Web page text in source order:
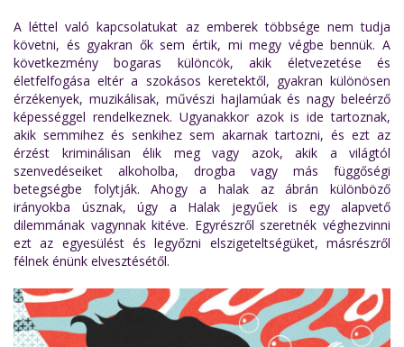
A léttel való kapcsolatukat az emberek többsége nem tudja
követni, és gyakran ők sem értik, mi megy végbe bennük. A
következmény bogaras különcök, akik életvezetése és
életfelfogása eltér a szokásos keretektől, gyakran különösen
érzékenyek, muzikálisak, művészi hajlamúak és nagy beleérző
képességgel rendelkeznek. Ugyanakkor azok is ide tartoznak,
akik semmihez és senkihez sem akarnak tartozni, és ezt az
érzést kriminálisan élik meg vagy azok, akik a világtól
szenvedéseiket alkoholba, drogba vagy más függőségi
betegségbe folytják. Ahogy a halak az ábrán különböző
irányokba úsznak, úgy a Halak jegyűek is egy alapvető
dilemmának vagynnak kitéve. Egyrészről szeretnék véghezvinni
ezt az egyesülést és legyőzni elszigeteltségüket, másrészről
félnek énünk elvesztésétől.